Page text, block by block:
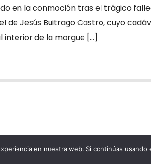
en la conmoción tras el trágico
de Jesús Buitrago Castro, cuyo
de la morgue […]
en nuestra web. Si continúas